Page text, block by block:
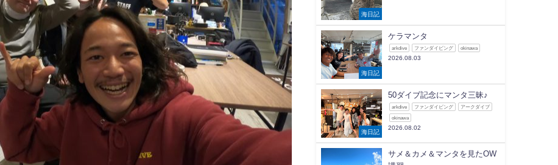
海日記
海日記
ケラマンタ
arkdive ファンダイビング okinawa
2026.08.03
海日記
50ダイブ記念にマンタ三昧♪
arkdive ファンダイビング アークダイブ
okinawa
2026.08.02
サメ＆カメ＆マンタを見たOW